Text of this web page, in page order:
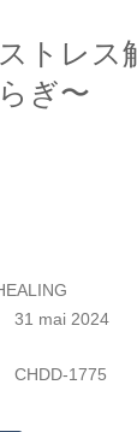
トレス
ぎ〜
31 mai 2024
CHDD-1775